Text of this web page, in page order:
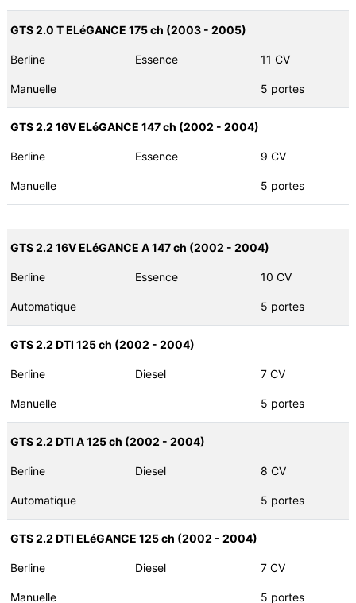
GTS 2.0 T ELéGANCE 175 ch (2003 - 2005)
Berline Essence 11 CV
Manuelle 5 portes
GTS 2.2 16V ELéGANCE 147 ch (2002 - 2004)
Berline Essence 9 CV
Manuelle 5 portes
GTS 2.2 16V ELéGANCE A 147 ch (2002 - 2004)
Berline Essence 10 CV
Automatique 5 portes
GTS 2.2 DTI 125 ch (2002 - 2004)
Berline Diesel 7 CV
Manuelle 5 portes
GTS 2.2 DTI A 125 ch (2002 - 2004)
Berline Diesel 8 CV
Automatique 5 portes
GTS 2.2 DTI ELéGANCE 125 ch (2002 - 2004)
Berline Diesel 7 CV
Manuelle 5 portes